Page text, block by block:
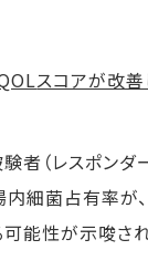
スコアが改
者（レスポンダ
内細菌占有率が
能性が示唆され